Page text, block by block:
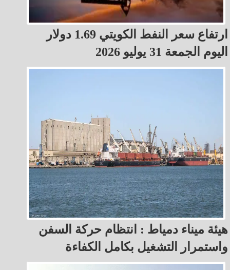
ارتفاع سعر النفط الكويتي 1.69 دولار
اليوم الجمعة 31 يوليو 2026
هيئة ميناء دمياط : انتظام حركة السفن
واستمرار التشغيل بكامل الكفاءة